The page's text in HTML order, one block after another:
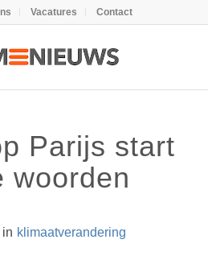
Vacatures Contact
Parijs start
woorden
in klimaatverandering